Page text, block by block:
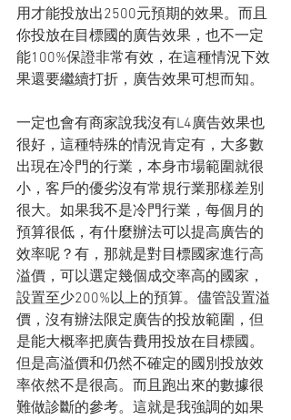
用才能投放出2500元預期的效果。而且
你投放在目標國的廣告效果，也不一定
能100%保證非常有效，在這種情況下效
果還要繼續打折，廣告效果可想而知。
一定也會有商家說我沒有L4廣告效果也
很好，這種特殊的情況肯定有，大多數
出現在冷門的行業，本身市場範圍就很
小，客戶的優劣沒有常規行業那樣差別
很大。如果我不是冷門行業，每個月的
預算很低，有什麼辦法可以提高廣告的
效率呢？有，那就是對目標國家進行高
溢價，可以選定幾個成交率高的國家，
設置至少200%以上的預算。儘管設置溢
價，沒有辦法限定廣告的投放範圍，但
是能大概率把廣告費用投放在目標國。
但是高溢價和仍然不確定的國別投放效
率依然不是很高。而且跑出來的數據很
難做診斷的參考。這就是我強調的如果